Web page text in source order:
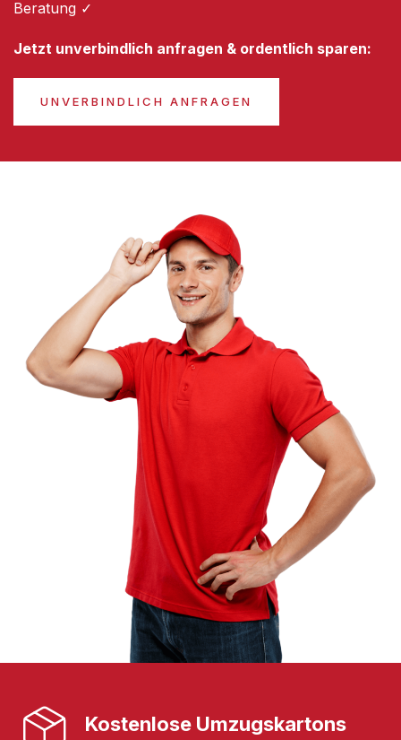
Beratung ✓
Jetzt unverbindlich anfragen & ordentlich sparen:
UNVERBINDLICH ANFRAGEN
Kostenlose Umzugskartons